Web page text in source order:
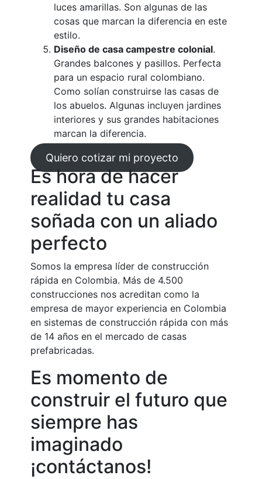
luces amarillas. Son algunas de las
cosas que marcan la diferencia en este
estilo.
Diseño de casa campestre colonial.
Grandes balcones y pasillos. Perfecta
para un espacio rural colombiano.
Como solían construirse las casas de
los abuelos. Algunas incluyen jardines
interiores y sus grandes habitaciones
marcan la diferencia.
Quiero cotizar mi proyecto
Es hora de hacer
realidad tu casa
soñada con un aliado
perfecto
Somos la empresa líder de construcción
rápida en Colombia. Más de 4.500
construcciones nos acreditan como la
empresa de mayor experiencia en Colombia
en sistemas de construcción rápida con más
de 14 años en el mercado de casas
prefabricadas.
Es momento de
construir el futuro que
siempre has
imaginado
¡contáctanos!